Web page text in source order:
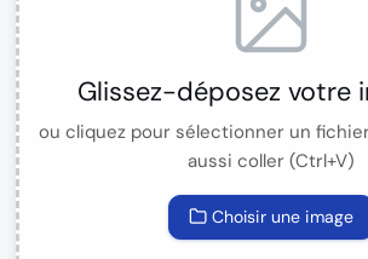
Glissez-déposez votre
ou cliquez pour sélectionner un
aussi coller (Ctrl+V)
Choisir une image